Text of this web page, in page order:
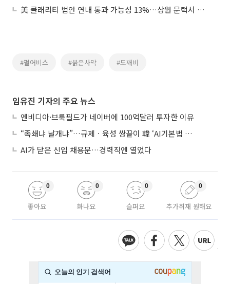
美 클래리티 법안 연내 통과 가능성 13%…상원 문턱서 제동
#펄어비스 #붉은사막 #도깨비
임유진 기자의 주요 뉴스
엔비디아·브룩필드가 네이버에 100억달러 투자한 이유
“족쇄냐 날개냐”…규제ㆍ육성 쌍끌이 韓 ‘AI기본법 개정안’ 오늘 시행
AI가 닫은 신입 채용문…경력직엔 열었다
좋아요
0
화나요
0
슬퍼요
0
추가취재 원해요
0